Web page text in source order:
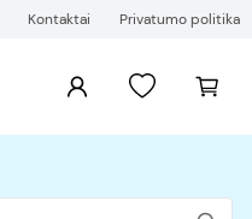
Kontaktai Privatumo politika